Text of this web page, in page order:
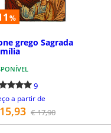
%
grego Sagrada
9
a partir de
€ 17,90